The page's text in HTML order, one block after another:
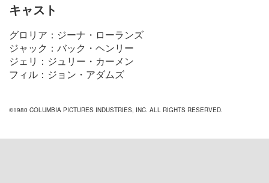
キャスト
グロリア：ジーナ・ローランズ
ジャック：バック・ヘンリー
ジェリ：ジュリー・カーメン
フィル：ジョン・アダムズ
©1980 COLUMBIA PICTURES INDUSTRIES, INC. ALL RIGHTS RESERVED.